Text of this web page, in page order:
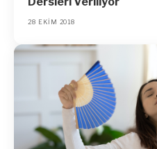
28 EKIM 2018